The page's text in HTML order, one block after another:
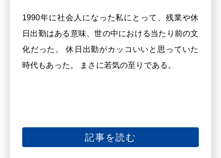
1990年に社会人になった私にとって、残業や休
日出勤はある意味、世の中における当たり前の文
化だった。 休日出勤がカッコいいと思っていた
時代もあった。 まさに若気の至りである。
記事を読む